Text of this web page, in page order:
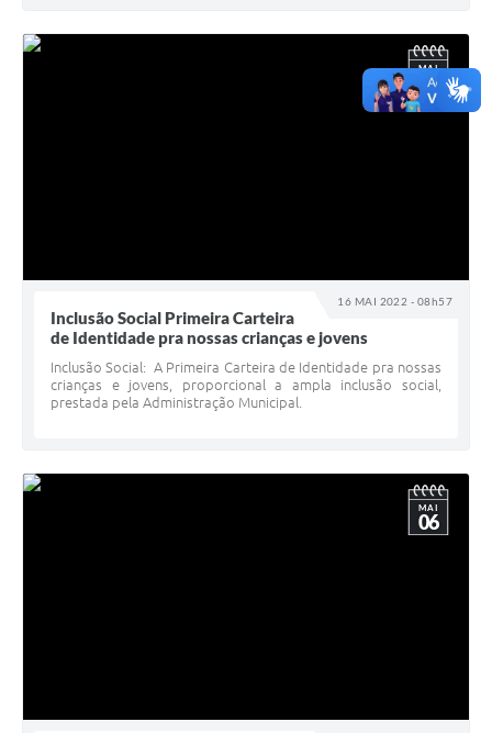
16 MAI 2022 - 08h57
MAI
16
Inclusão Social Primeira Carteira
de Identidade pra nossas crianças e jovens
Inclusão Social: A Primeira Carteira de Identidade pra nossas
crianças e jovens, proporcional a ampla inclusão social,
prestada pela Administração Municipal.
MAI
06